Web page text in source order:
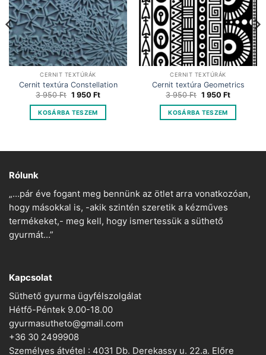
CERNIT TEXTÚRÁK
Cernit textúra Constellation
3 950Ft Original
was:
3
950 Ft.
1 950 FtCurrent
is:
950 Ft.
KOSÁRBA TESZEM
CERNIT TEXTÚRÁK
Cernit textúra Geometrics
3 950Ft Original
was:
3
950 Ft.
1 950 FtCurrent
is:
950 Ft.
KOSÁRBA TESZEM
Rólunk
„…pár éve fogant meg bennünk az ötlet arra vonatkozóan,
hogy másokkal is, -akik szintén szeretik a kézműves
termékeket,- meg kell, hogy ismertessük a süthető
gyurmát…”
Kapcsolat
Süthető gyurma ügyfélszolgálat
Hétfő-Péntek 9.00-18.00
gyurmasutheto@gmail.com
+36 30 2499908
Személyes átvétel : 4031 Db. Derekassy u. 22.a. Előre